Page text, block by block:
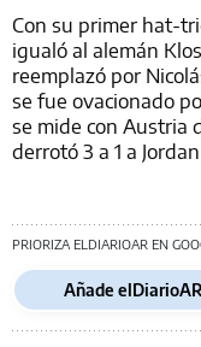
Con su primer hat-
igualó al alemán
reemplazó por
se fue ovacionado
se mide con Austria
derrotó 3 a 1 a
PRIORIZA ELDIARIOAR EN
Añade